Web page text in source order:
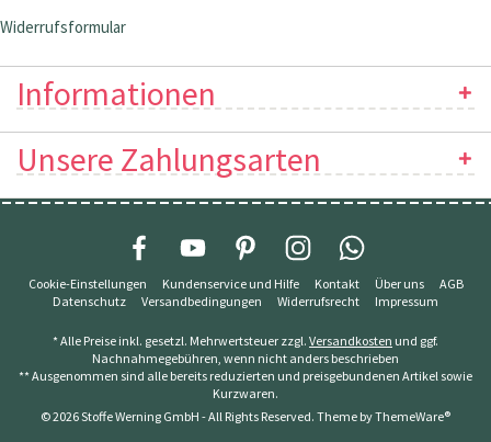
Widerrufsformular
Informationen
Unsere Zahlungsarten
Cookie-Einstellungen Kundenservice und Hilfe Kontakt Über uns
AGB
Datenschutz
Versandbedingungen Widerrufsrecht Impressum
* Alle Preise inkl. gesetzl. Mehrwertsteuer zzgl. Versandkosten und ggf.
Nachnahmegebühren, wenn nicht anders beschrieben
** Ausgenommen sind alle bereits reduzierten und preisgebundenen Artikel sowie
Kurzwaren.
© 2026 Stoffe Werning GmbH - All Rights Reserved. Theme byThemeWare®